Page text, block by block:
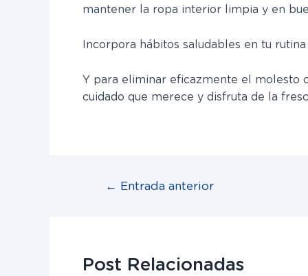
mantener la ropa interior limpia y en
Incorpora hábitos saludables en tu
Y para eliminar eficazmente el molesto
cuidado que merece y disfruta de la
← Entrada anterior
Post Relacionadas